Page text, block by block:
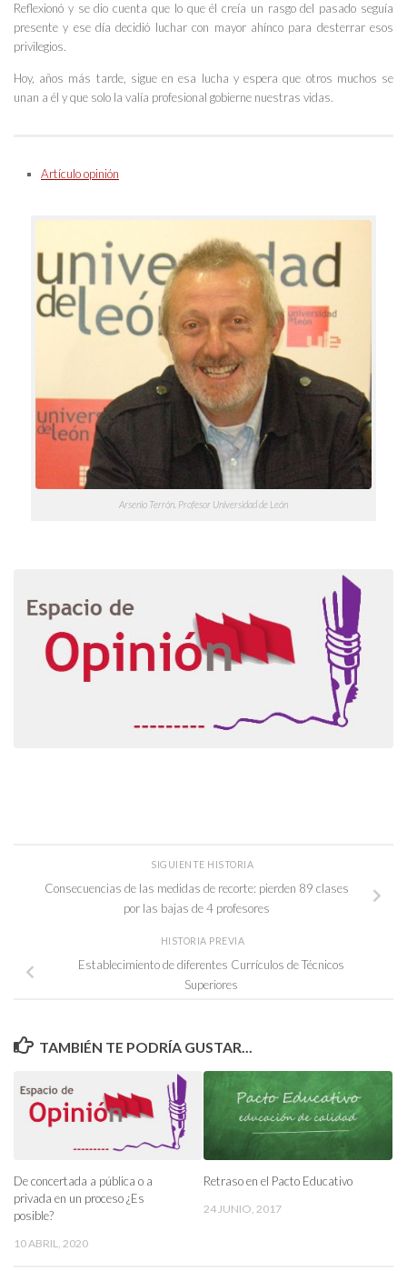
Reflexionó y se dio cuenta que lo que él creía un rasgo del pasado seguía
presente y ese día decidió luchar con mayor ahínco para desterrar esos
privilegios.
Hoy, años más tarde, sigue en esa lucha y espera que otros muchos se
unan a él y que solo la valía profesional gobierne nuestras vidas.
Artículo opinión
Arsenio Terrón. Profesor Universidad de León
SIGUIENTE HISTORIA
Consecuencias de las medidas de recorte: pierden 89 clases
por las bajas de 4 profesores
HISTORIA PREVIA
Establecimiento de diferentes Currículos de Técnicos
Superiores
TAMBIÉN TE PODRÍA GUSTAR...
De concertada a pública o a
privada en un proceso ¿Es
posible?
10 ABRIL, 2020
Retraso en el Pacto Educativo
24 JUNIO, 2017